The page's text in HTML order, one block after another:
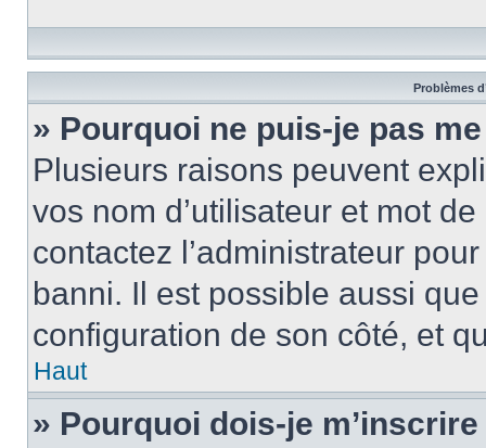
Problèmes
» Pourquoi ne puis-je pas
Plusieurs raisons peuvent
vos nom d’utilisateur et mot
contactez l’administrateur
banni. Il est possible aussi
configuration de son côté, et
Haut
» Pourquoi dois-je